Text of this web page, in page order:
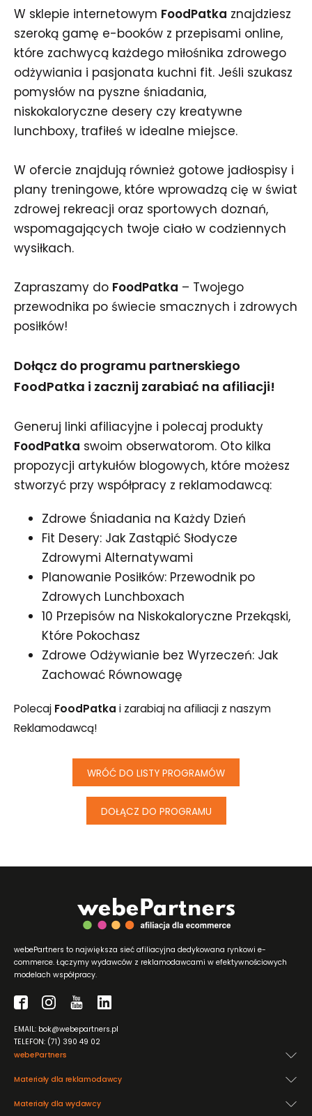
W sklepie internetowym FoodPatka znajdziesz
szeroką gamę e-booków z przepisami online,
które zachwycą każdego miłośnika zdrowego
odżywiania i pasjonata kuchni fit. Jeśli szukasz
pomysłów na pyszne śniadania,
niskokaloryczne desery czy kreatywne
lunchboxy, trafiłeś w idealne miejsce.
W ofercie znajdują również gotowe jadłospisy i
plany treningowe, które wprowadzą cię w świat
zdrowej rekreacji oraz sportowych doznań,
wspomagających twoje ciało w codziennych
wysiłkach.
Zapraszamy do FoodPatka – Twojego
przewodnika po świecie smacznych i zdrowych
posiłków!
Dołącz do programu partnerskiego
FoodPatka i zacznij zarabiać na afiliacji!
Generuj linki afiliacyjne i polecaj produkty
FoodPatka swoim obserwatorom. Oto kilka
propozycji artykułów blogowych, które możesz
stworzyć przy współpracy z reklamodawcą:
Zdrowe Śniadania na Każdy Dzień
Fit Desery: Jak Zastąpić Słodycze
Zdrowymi Alternatywami
Planowanie Posiłków: Przewodnik po
Zdrowych Lunchboxach
10 Przepisów na Niskokaloryczne Przekąski,
Które Pokochasz
Zdrowe Odżywianie bez Wyrzeczeń: Jak
Zachować Równowagę
Polecaj FoodPatka i zarabiaj na afiliacji z naszym
Reklamodawcą!
WRÓĆ DO LISTY PROGRAMÓW
DOŁĄCZ DO PROGRAMU
webePartners
Materiały dla reklamodawcy
Materiały dla wydawcy
webePartners to największa sieć afiliacyjna dedykowana rynkowi e-
commerce. Łączymy wydawców z reklamodawcami w efektywnościowych
modelach współpracy.
EMAIL: bok@webepartners.pl
TELEFON: (71) 390 49 02